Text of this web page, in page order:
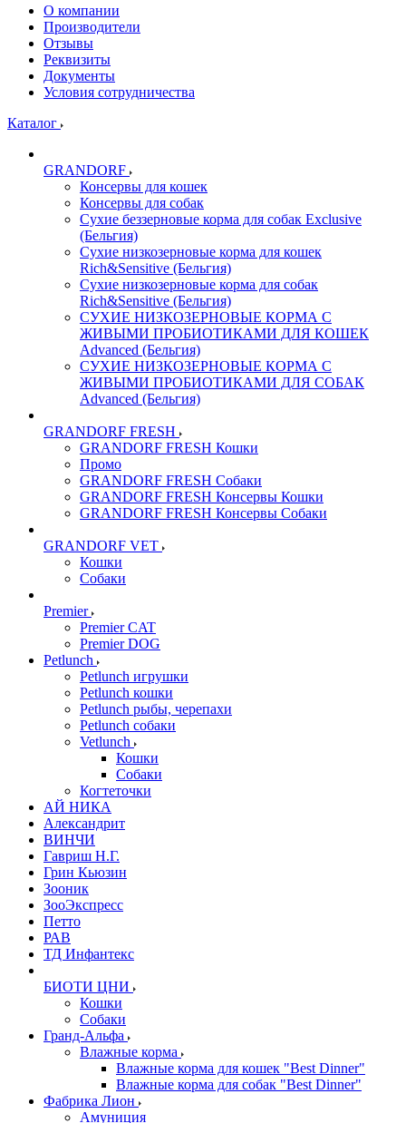
О компании
Производители
Отзывы
Реквизиты
Документы
Условия сотрудничества
Каталог
GRANDORF
Консервы для кошек
Консервы для собак
Сухие беззерновые корма для собак Exclusive
(Бельгия)
Сухие низкозерновые корма для кошек
Rich&Sensitive (Бельгия)
Сухие низкозерновые корма для собак
Rich&Sensitive (Бельгия)
СУХИЕ НИЗКОЗЕРНОВЫЕ КОРМА С
ЖИВЫМИ ПРОБИОТИКАМИ ДЛЯ КОШЕК
Advanced (Бельгия)
СУХИЕ НИЗКОЗЕРНОВЫЕ КОРМА С
ЖИВЫМИ ПРОБИОТИКАМИ ДЛЯ СОБАК
Advanced (Бельгия)
GRANDORF FRESH
GRANDORF FRESH Кошки
Промо
GRANDORF FRESH Собаки
GRANDORF FRESH Консервы Кошки
GRANDORF FRESH Консервы Собаки
GRANDORF VET
Кошки
Собаки
Premier
Premier CAT
Premier DOG
Petlunch
Petlunch игрушки
Petlunch кошки
Petlunch рыбы, черепахи
Petlunch собаки
Vetlunch
Кошки
Собаки
Когтеточки
АЙ НИКА
Александрит
ВИНЧИ
Гавриш Н.Г.
Грин Кьюзин
Зооник
ЗооЭкспресс
Петто
РАВ
ТД Инфантекс
БИОТИ ЦНИ
Кошки
Собаки
Гранд-Альфа
Влажные корма
Влажные корма для кошек "Best Dinner"
Влажные корма для собак "Best Dinner"
Фабрика Лион
Амуниция